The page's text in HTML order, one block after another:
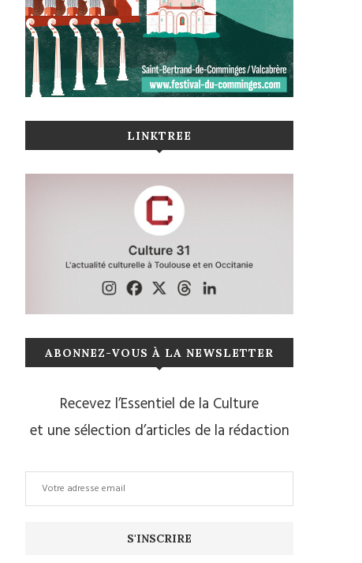
LINKTREE
ABONNEZ-VOUS À LA NEWSLETTER
Recevez l’Essentiel de la Culture
et une sélection d’articles de la rédaction